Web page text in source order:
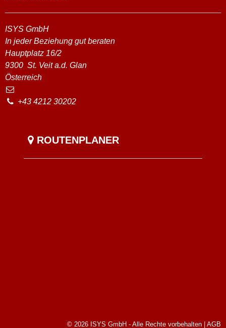
ISYS GmbH
In jeder Beziehung gut beraten
Hauptplatz 16/2
9300 St. Veit a.d. Glan
Österreich
+43 4212 30202
ROUTENPLANER
© 2026 ISYS GmbH - Alle Rechte vorbehalten | AGB